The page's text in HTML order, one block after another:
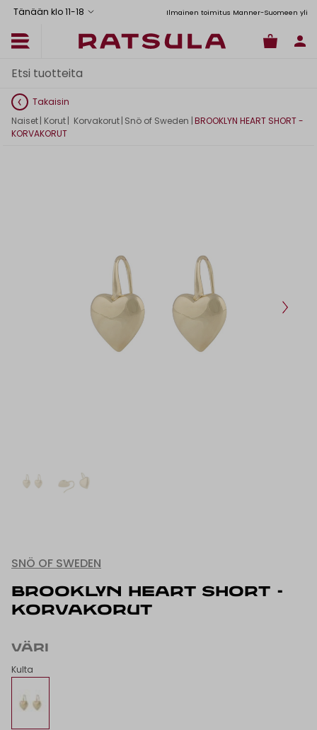
Tänään klo 11-18
Toimituskulut alk. 6,90€ Ilmainen toimitus Manner-Suomeen yli
Takaisin
Naiset| Korut| Korvakorut | Snö of Sweden |BROOKLYN HEART SHORT -
KORVAKORUT
SNÖ OF SWEDEN
BROOKLYN HEART SHORT -
KORVAKORUT
VÄRI
Kulta